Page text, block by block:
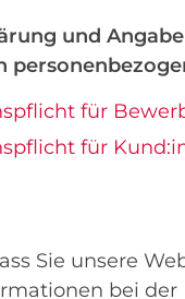
und
für
für
Sie unsere
bei